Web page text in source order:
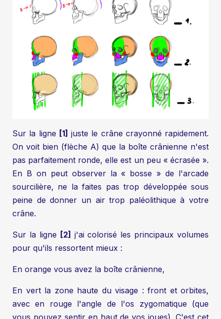
Sur la ligne [1] juste le crâne crayonné rapidement.
On voit bien (flèche A) que la boîte crânienne n'est
pas parfaitement ronde, elle est un peu « écrasée ».
En B on peut observer la « bosse » de l'arcade
sourcilière, ne la faites pas trop développée sous
peine de donner un air trop paléolithique à votre
crâne.
Sur la ligne [2] j'ai colorisé les principaux volumes
pour qu'ils ressortent mieux :
En orange vous avez la boîte crânienne,
En vert la zone haute du visage : front et orbites,
avec en rouge l'angle de l'os zygomatique (que